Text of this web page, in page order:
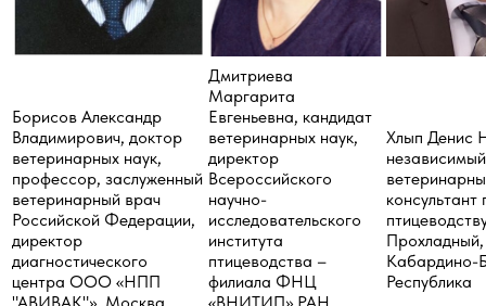
Борисов Александр
Владимирович, доктор
ветеринарных наук,
профессор, заслуженный
ветеринарный врач
Российской Федерации,
директор
диагностического
центра ООО «НПП
Дмитриева
Маргарита
Евгеньевна, кандидат
ветеринарных наук,
директор
Всероссийского
научно-
исследовательского
института
птицеводства –
филиала ФНЦ
Хлып Денис
независимый
консультант
Прохладный,
Кабардино-
Республика